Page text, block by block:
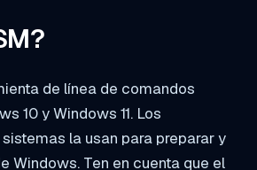
de línea de comandos
10 y Windows 11. Los
la usan para preparar y
Windows. Ten en cuenta que el